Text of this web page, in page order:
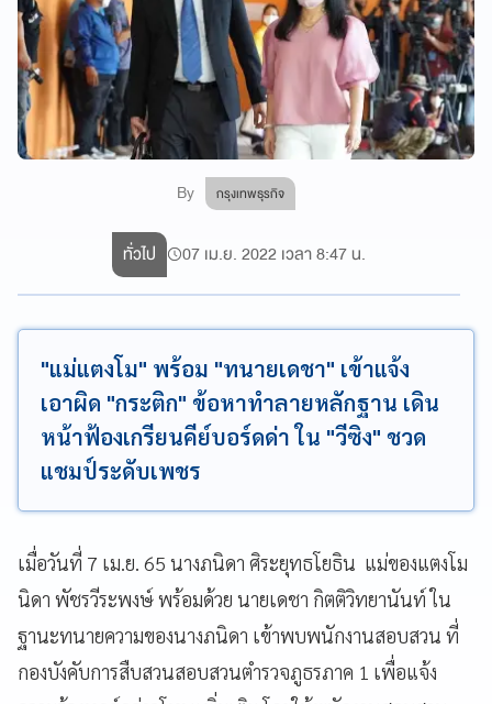
By กรุงเทพธุรกิจ
ทั่วไป 07 เม.ย. 2022 เวลา 8:47 น.
"แม่แตงโม" พร้อม "ทนายเดชา" เข้าแจ้ง
เอาผิด "กระติก" ข้อหาทำลายหลักฐาน เดิน
หน้าฟ้องเกรียนคีย์บอร์ดด่า ใน "วีซิง" ชวด
แชมป์ระดับเพชร
เมื่อวันที่ 7 เม.ย. 65 นางภนิดา ศิระยุทธโยธิน แม่ของแตงโม
นิดา พัชรวีระพงษ์ พร้อมด้วย นายเดชา กิตติวิทยานันท์ ใน
ฐานะทนายความของนางภนิดา เข้าพบพนักงานสอบสวน ที่
กองบังคับการสืบสวนสอบสวนตำรวจภูธรภาค 1 เพื่อแจ้ง